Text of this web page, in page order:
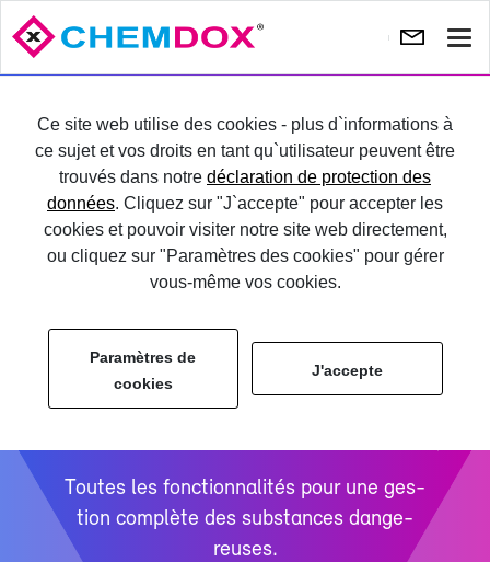
Ce site web utilise des cookies - plus d`informations à
ce sujet et vos droits en tant qu`utilisateur peuvent être
trouvés dans notre déclaration de protection des
données. Cliquez sur "J`accepte" pour accepter les
cookies et pouvoir visiter notre site web directement,
ou cliquez sur "Paramètres des cookies" pour gérer
vous-même vos cookies.
Paramètres de
cookies
J'accepte
ES­SAYER
CONNEC­TER
Fonc­tion­na­li­tés lo­gi­cielles
Toutes les fonc­tion­na­li­tés pour une ges­
tion com­plète des sub­stances dan­ge­
reuses.